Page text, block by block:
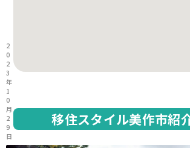
移住スタイル美作市紹
2
0
2
3
年
1
0
月
2
9
日